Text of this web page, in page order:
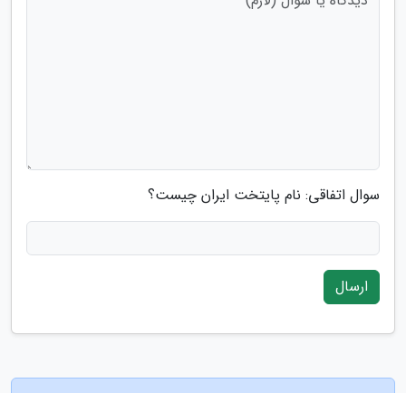
سوال اتفاقی: نام پایتخت ایران چیست؟
ارسال